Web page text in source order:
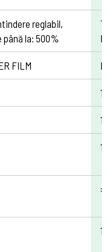
reglabil,
la: 500%
FILM
19
=